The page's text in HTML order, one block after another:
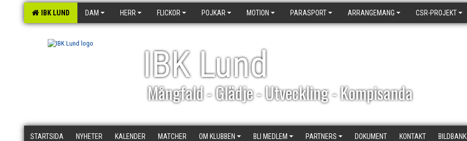
IBK LUND DAM HERR FLICKOR POJKAR MOTION PARASPORT ARRANGEMANG CSR-PROJEKT
IBK Lund
Mångfald - Glädje - Utveckling - Kompisanda
STARTSIDA NYHETER KALENDER MATCHER OM KLUBBEN BLI MEDLEM PARTNERS DOKUMENT KONTAKT BILDBANK